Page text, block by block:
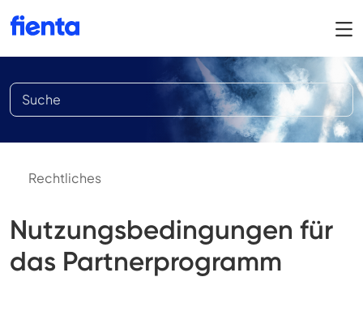
Rechtliches
Nutzungsbedingungen für
das Partnerprogramm